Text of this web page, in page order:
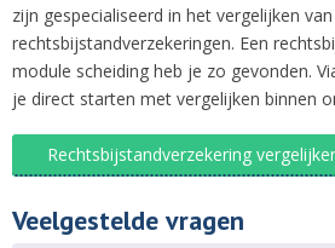
zijn gespecialiseerd in het vergelijken van
rechtsbijstandverzekeringen. Een
module scheiding heb je zo gevonden.
je direct starten met vergelijken binnen
Rechtsbijstandverzekering
Veelgestelde vragen